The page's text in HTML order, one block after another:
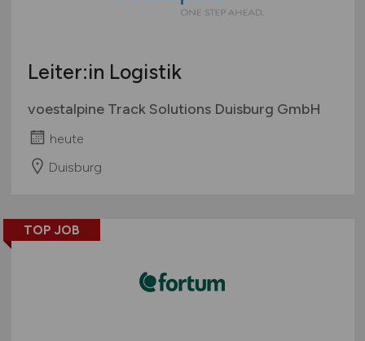
Leiter:in Logistik
voestalpine Track Solutions Duisburg GmbH
heute
Duisburg
TOP JOB